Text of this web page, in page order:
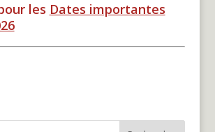
les Dates importantes